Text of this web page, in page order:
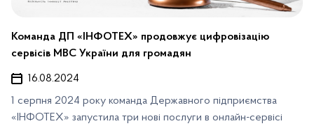
Команда ДП «ІНФОТЕХ» продовжує цифровізацію
сервісів МВС України для громадян
16.08.2024
1 серпня 2024 року команда Державного підприємства
«ІНФОТЕХ» запустила три нові послуги в онлайн-сервісі